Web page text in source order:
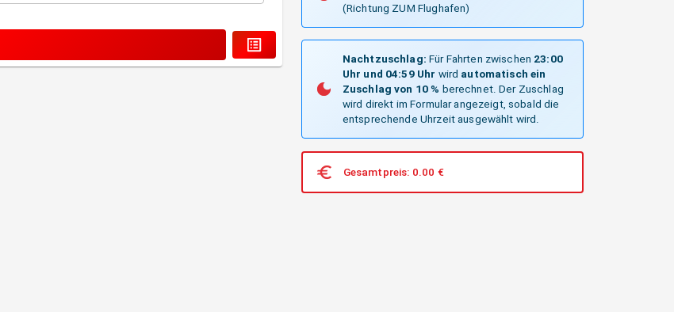
(Richtung ZUM Flughafen)
Nachtzuschlag: Für Fahrten zwischen 23:00
Uhr und 04:59 Uhr wird automatisch ein
Zuschlag von 10 % berechnet. Der Zuschlag
wird direkt im Formular angezeigt, sobald die
entsprechende Uhrzeit ausgewählt wird.
Gesamtpreis: 0.00 €